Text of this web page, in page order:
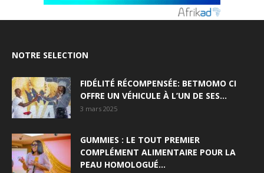
NOTRE SELECTION
FIDÉLITÉ RÉCOMPENSÉE: BETMOMO CI
OFFRE UN VÉHICULE À L’UN DE SES...
3 mars 2025
GUMMIES : LE TOUT PREMIER
COMPLÉMENT ALIMENTAIRE POUR LA
PEAU HOMOLOGUÉ...